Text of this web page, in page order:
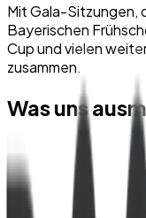
Mit Gala-Sitzungen,
Bayerischen
Cup und vielen
zusammen.
Was uns